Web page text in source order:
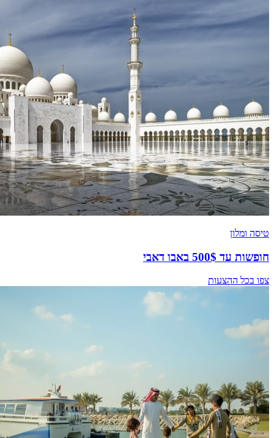
טיסה ומלון
חופשות עד 500$ באבו דאבי
צפו בכל ההצעות